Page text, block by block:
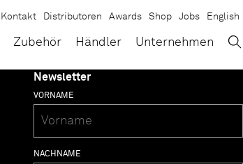
Zubehör Händler Unternehmen
Kontakt Distributoren Awards Shop Jobs English
Newsletter
VORNAME
NACHNAME
→ ×